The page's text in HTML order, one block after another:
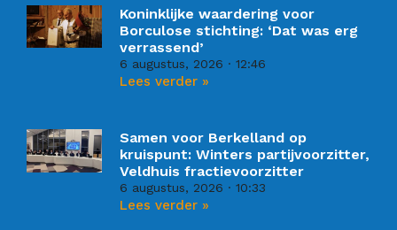
Koninklijke waardering voor
Borculose stichting: ‘Dat was erg
verrassend’
6 augustus, 2026 12:46
Lees verder »
Samen voor Berkelland op
kruispunt: Winters partijvoorzitter,
Veldhuis fractievoorzitter
6 augustus, 2026 10:33
Lees verder »